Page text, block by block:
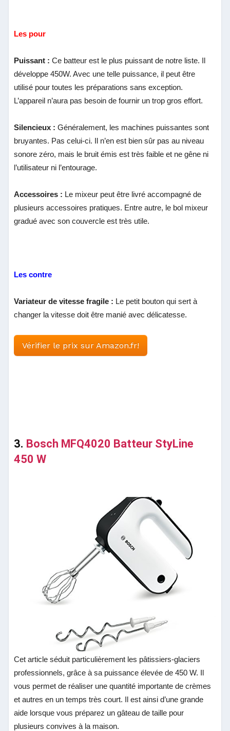
Les pour
Puissant : Ce batteur est le plus puissant de notre liste. Il
développe 450W. Avec une telle puissance, il peut être
utilisé pour toutes les préparations sans exception.
L’appareil n’aura pas besoin de fournir un trop gros effort.
Silencieux : Généralement, les machines puissantes sont
bruyantes. Pas celui-ci. Il n’en est bien sûr pas au niveau
sonore zéro, mais le bruit émis est très faible et ne gêne ni
l’utilisateur ni l’entourage.
Accessoires : Le mixeur peut être livré accompagné de
plusieurs accessoires pratiques. Entre autre, le bol mixeur
gradué avec son couvercle est très utile.
Les contre
Variateur de vitesse fragile : Le petit bouton qui sert à
changer la vitesse doit être manié avec délicatesse.
Vérifier le prix sur Amazon.fr!
3. Bosch MFQ4020 Batteur StyLine
450 W
Cet article séduit particulièrement les pâtissiers-glaciers
professionnels, grâce à sa puissance élevée de 450 W. Il
vous permet de réaliser une quantité importante de crèmes
et autres en un temps très court. Il est ainsi d’une grande
aide lorsque vous préparez un gâteau de taille pour
plusieurs convives à la maison.